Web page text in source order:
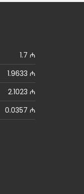
1.7 ₼
1.9633 ₼
2.1023 ₼
0.0357 ₼